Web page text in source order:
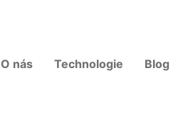
O nás Technologie Blog